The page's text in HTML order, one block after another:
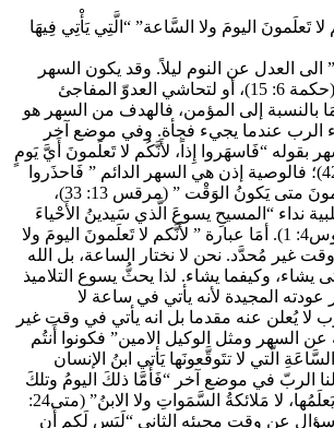
لا تَعلَمونَ اليومَ ولا السَّاعة” “الَّتِي يَأْتِي فِيهَا
الى العدل عن النوم ليلاً. وقد يكون السهر
بقصد مواصلة العمل (حكمة 6: 15)، أو لتحاشي العدوّ المفاجئ
127: 1-2). وأمَا بالنسبة إلى المؤمن، فالهدف من السهر هو
الرب عندما يجيء فجأة. وفي موضع آخر
بقوله “فَاسهَروا إِذاً، لأَنَّكُم لا تَعلَمونَ أَيَّ يَومٍ
يَأتي ربُّكم”(متى 24: 42)؛ فالوصية إذن هي السهر الدائم ” فَاحذَروا
واسهَروا، لِأَنَّكم لا تَعلَمونَ متى يَكونُ الوَقْت ” (مرقس 13: 33)،
نداء “المسيحِ يسوعَ الَّذي سَيدينُ الأَحْياءَ
والأَموات” (2 طيموتاوس4: 1). أمَا عبارة ” لأَنَّكم لا تَعلَمونَ اليومَ ولا
غير مُحدَّد. نحن لا نختار الساعة، بل الله
يشاء، وكيفما يشاء. لذا يحثُّ يسوع التلاميذ
المجيدة لأنه يأتي في ساعة لا
لا يُعلن عنه مقدما بل انه يأتي في وقت غير
السهر ومثل الوكيل الامين” فكونوا أَنتُم
الَّتي لا تتَوقَّعونَها يَأتي ابنُ الإنسان
40). وقال لنا الربّ في موضع آخر “فَأَمَّا ذلكَ اليومُ وتلكَ
السَّاعَة، فما مِن أَحَدٍ يَعلَمُها، لا مَلائكةُ السَّمَواتِ ولا الابنُ” (متى24:
سؤال عن وقت مجيئه الثاني “لَيَس لَكم أَن